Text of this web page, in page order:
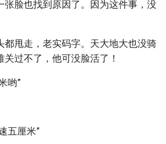
张脸也找到原因了。因为这件事，没
都甩走，老实码字。天大地大也没骑
过不了，他可没脸活了！
哟”
五厘米”